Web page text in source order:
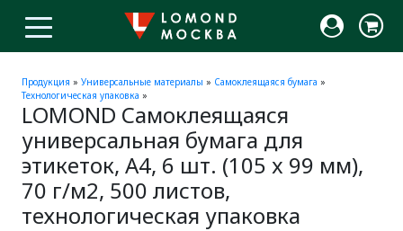
Продукция » Универсальные материалы » Самоклеящаяся бумага »
Технологическая упаковка »
LOMOND Самоклеящаяся
универсальная бумага для
этикеток, A4, 6 шт. (105 x 99 мм),
70 г/м2, 500 листов,
технологическая упаковка